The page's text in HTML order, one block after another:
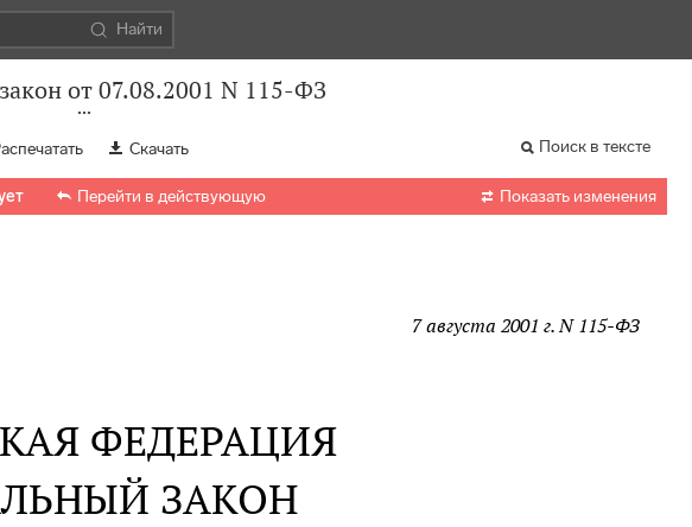
Найти
от 07.08.2001 N 115-ФЗ
Скачать Поиск в тексте
Перейти в действующую  Показать изменения
7 августа 2001 г. N 115-ФЗ
ФЕДЕРАЦИЯ
ЗАКОН